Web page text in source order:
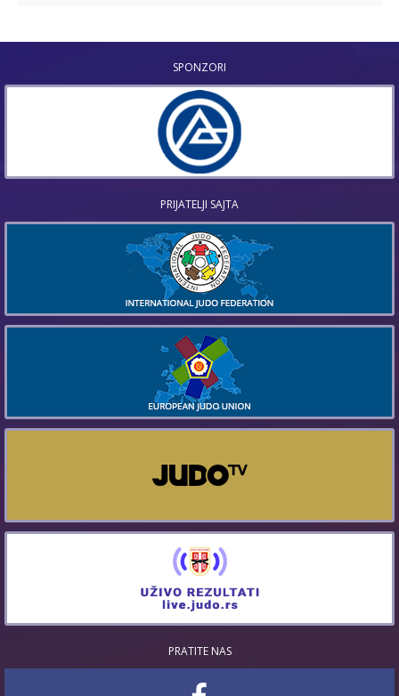
SPONZORI
PRIJATELJI SAJTA
PRATITE NAS